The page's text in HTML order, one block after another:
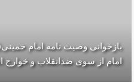
بازخوانی وصیت نامه امام
امام از سوی ضدانقلاب و خوارج